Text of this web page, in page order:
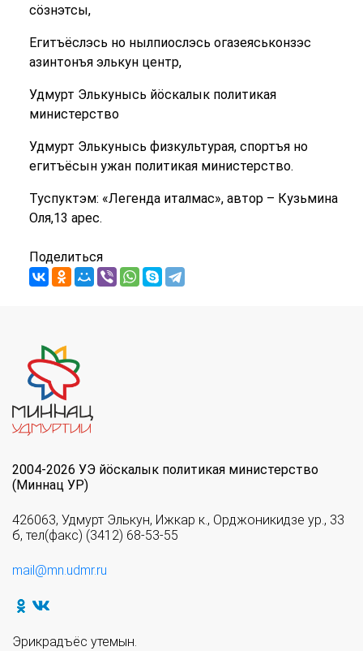
сӧзнэтсы,
Егитъёслэсь но нылпиослэсь огазеяськонзэс
азинтонъя элькун центр,
Удмурт Элькунысь йӧскалык политикая
министерство
Удмурт Элькунысь физкультурая, спортъя но
егитъёсын ужан политикая министерство.
Туспуктэм: «Легенда италмас», автор – Кузьмина
Оля,13 арес.
Поделиться
2004-2026 УЭ йöскалык политикая министерство
(Миннац УР)
426063, Удмурт Элькун, Ижкар к., Орджоникидзе ур., 33
б, тел(факс) (3412) 68-53-55
mail@mn.udmr.ru
Эрикрадъёс утемын.